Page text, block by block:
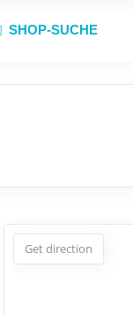
SHOP-SUCHE
Get direction